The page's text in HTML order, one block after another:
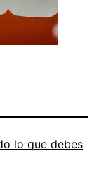
lo que debes